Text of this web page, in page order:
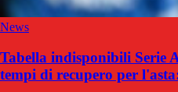
News
Tabella indisponibili Serie
tempi di recupero per